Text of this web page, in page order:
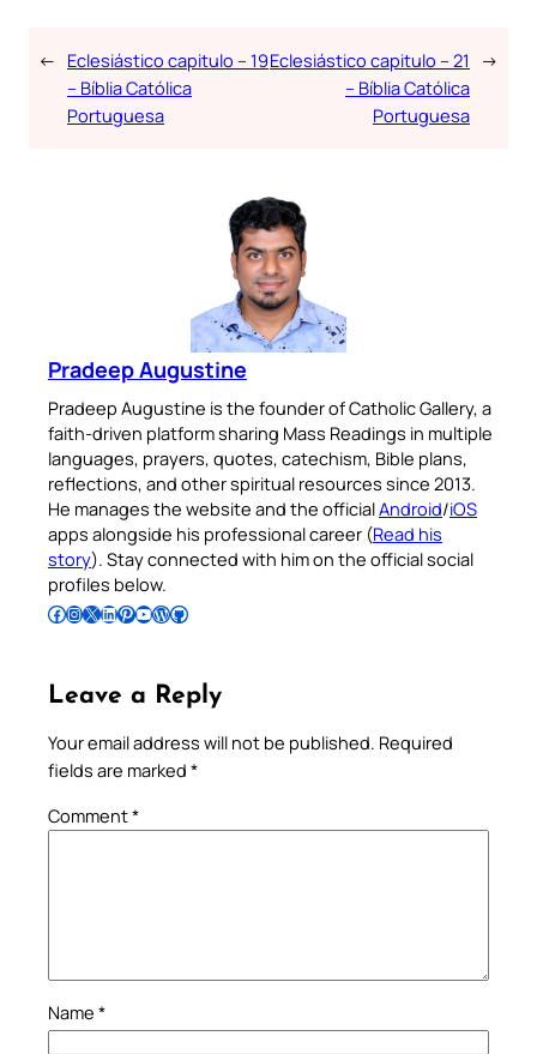
← Eclesiástico capitulo – 19
– Bíblia Católica
Portuguesa
Eclesiástico capitulo – 21
– Bíblia Católica
Portuguesa
→
Pradeep Augustine
Pradeep Augustine is the founder of Catholic Gallery, a
faith-driven platform sharing Mass Readings in multiple
languages, prayers, quotes, catechism, Bible plans,
reflections, and other spiritual resources since 2013.
He manages the website and the officialAndroid/iOS
apps alongside his professional career (Read his
story). Stay connected with him on the official social
profiles below.
Follow Pradeep on Facebook Follow Pradeep on InstagramFollow Pradeep on X Follow Pradeep on LinkedIn Follow Pradeep on Pinterest Subscribe to Pradeep’s Youtube Channel Follow Pradeep on WordPress Follow Pradeep on GitHub
Leave a Reply
Your email address will not be published. Required
fields are marked *
Comment*
Name *